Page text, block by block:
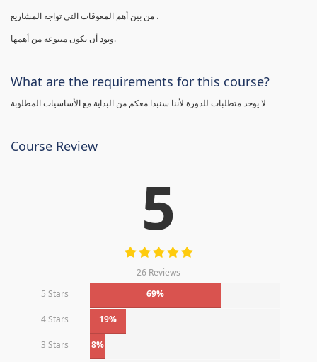
من بين أهم المعوقات التي تواجه المشاريع ،
ويود أن تكون متنوعة من أهمها.
What are the requirements for this course?
لا يوجد متطلبات للدورة لأننا سنبدا معكم من البداية مع الأساسيات المطلوبة
Course Review
5
26 Reviews
5 Stars
69%
4 Stars 19%
3 Stars 8%